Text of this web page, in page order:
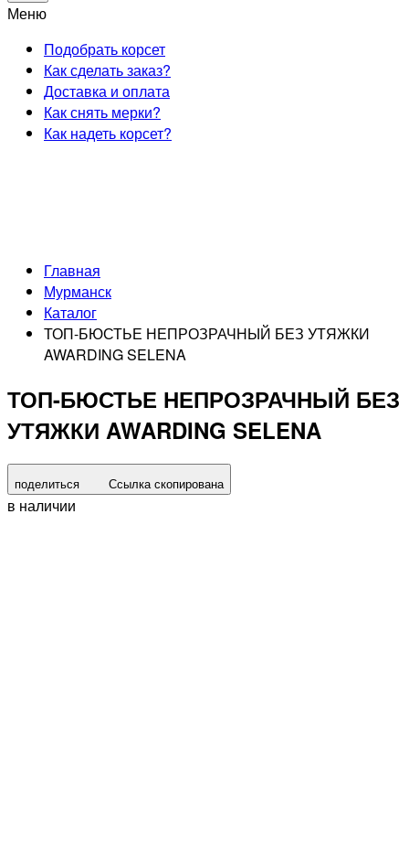
Меню
Подобрать корсет
Как сделать заказ?
Доставка и оплата
Как снять мерки?
Как надеть корсет?
Главная
Мурманск
Каталог
ТОП-БЮСТЬЕ НЕПРОЗРАЧНЫЙ БЕЗ УТЯЖКИ
AWARDING SELENA
ТОП-БЮСТЬЕ НЕПРОЗРАЧНЫЙ БЕЗ
УТЯЖКИ AWARDING SELENA
поделиться Ссылка скопирована
в наличии